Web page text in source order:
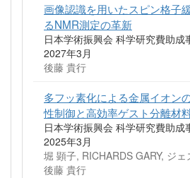
画像認識を用いたスピン格子
るNMR測定の革新
日本学術振興会 科学研究費助成
2027年3月
後藤 貴行
多フッ素化による金属イオン
性制御と高効率ゲスト分離材
日本学術振興会 科学研究費助成
2025年3月
堀 顕子, RICHARDS GARY, ジ
後藤 貴行